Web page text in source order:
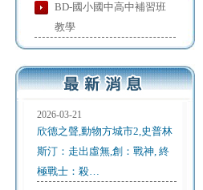
BD-國小國中高中補習班
教學
2026-03-21
欣德之聲,動物方城市2,史普林
斯汀：走出虛無,創：戰神, 終
極戰士：殺…